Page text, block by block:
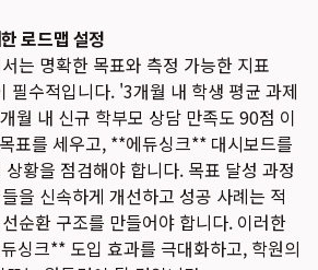
로드맵 설정
는 명확한 목표와 측정 가능한 지표
필수적입니다. '3개월 내 학생 평균 과제
월 내 신규 학부모 상담 만족도 90점 이
표를 세우고, **에듀싱크** 대시보드를
황을 점검해야 합니다. 목표 달성 과정
을 신속하게 개선하고 성공 사례는 적
순환 구조를 만들어야 합니다. 이러한
싱크** 도입 효과를 극대화하고, 학원의